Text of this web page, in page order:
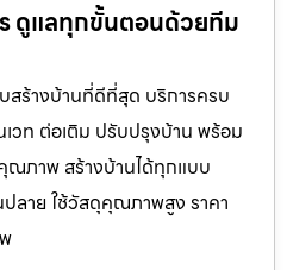
ดูแลทุกขั้นตอนด้วยทีม
สร้างบ้านที่ดีที่สุด บริการครบ
เวท ต่อเติม ปรับปรุงบ้าน พร้อม
ณภาพ สร้างบ้านได้ทุกแบบ
ปลาย ใช้วัสดุคุณภาพสูง ราคา